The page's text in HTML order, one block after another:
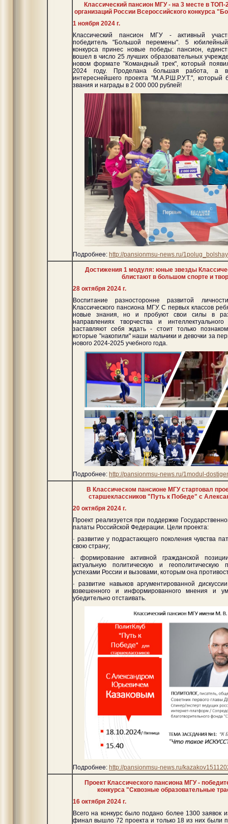
Классический пансион МГУ - на 3 месте в ТОП-
организаций России Всероссийского конкурса
1 ноября 2024 г.
Классический пансион МГУ - активный
победитель "Большой перемены". 5 юбилейный
конкурса принес новые победы: пансион,
вошел в число 25 лучших образовательных
новом формате "Командный трек", который
2024 году. Проделана большая работа, а
интереснейшего проекта "М.А.Р.Ш.Р.У.Т.", который
звания и награды в 2 000 000 рублей!
Подробнее: http://pansionmsu-news.ru/
Достижения 1 модуля: юные звезды
блистают в большом спорте и
28 октября 2024 г.
Воспитание разносторонне развитой
Классического пансиона МГУ. С первых классов
новые знания, но и пробуют свои силы в
направлениях творчества и
заставляют себя ждать - стоит только
которые "накопили" наши мальчики и девочки за
нового 2024-2025 учебного года.
Подробнее: http://pansionmsu-news.ru/1modul-
В Классическом пансионе МГУ стартовал
старшеклассников "Путь к Победе" с
20 октября 2024 г.
Проект реализуется при поддержке
палаты Российской Федерации. Цели проекта:
· развитие у подрастающего поколения чувства
свою страну;
· формирование активной гражданской
актуальную политическую и геополитическую
успехами России и вызовами, которым она
· развитие навыков аргументированной
взвешенного и информированного мнения и
убедительно отстаивать.
Подробнее: http://pansionmsu-news.ru/
Проект Классического пансиона МГУ -
конкурса "Сквозные образовательные
16 октября 2024 г.
Всего на конкурс было подано более 1300 заявок
финал вышло 72 проекта и только 18 из них были